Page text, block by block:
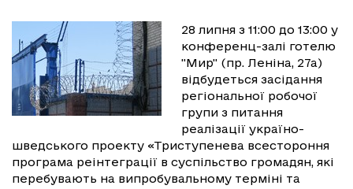
28 липня з 11:00 до 13:00 у
конференц-залі готелю
"Мир" (пр. Леніна, 27а)
відбудеться засідання
регіональної робочої
групи з питання
реалізації україно-
шведського проекту «Триступенева всестороння
програма реінтеграції в суспільство громадян, які
перебувають на випробувальному терміні та